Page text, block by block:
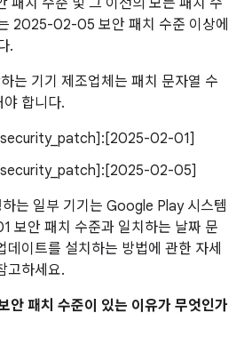
치 수준 및 그 이전의 모든 패치 수
2025-02-05 보안 패치 수준 이상에
.
는 기기 제조업체는 패치 문자열 수
합니다.
02-01]
02-05]
는 일부 기기는 Google Play 시스템
보안 패치 수준과 일치하는 날짜 문
데이트를 설치하는 방법에 관한 자세
고하세요.
안 패치 수준이 있는 이유가 무엇인가